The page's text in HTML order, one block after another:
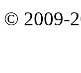
© 2009-